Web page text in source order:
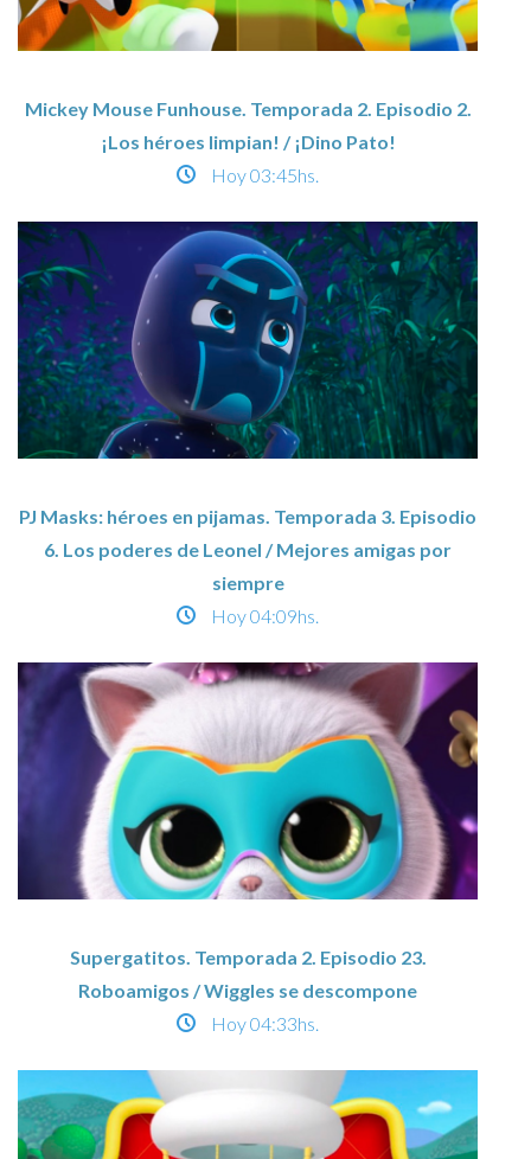
Mickey Mouse Funhouse. Temporada 2. Episodio 2.
¡Los héroes limpian! / ¡Dino Pato!
Hoy03:45hs.
PJ Masks: héroes en pijamas. Temporada 3. Episodio
6. Los poderes de Leonel / Mejores amigas por
siempre
Hoy04:09hs.
Supergatitos. Temporada 2. Episodio 23.
Roboamigos / Wiggles se descompone
Hoy04:33hs.